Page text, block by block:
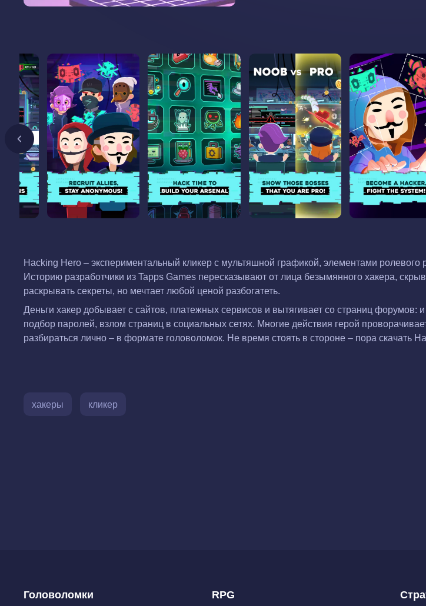
Hacking Hero – экспериментальный кликер с мультяшной графикой, элементами
Историю разработчики из Tapps Games пересказывают от лица безымянного хакера,
раскрывать секреты, но мечтает любой ценой разбогатеть.
Деньги хакер добывает с сайтов, платежных сервисов и вытягивает со страниц
подбор паролей, взлом страниц в социальных сетях. Многие действия герой
разбираться лично – в формате головоломок. Не время стоять в стороне – пора скачать
хакеры кликер
Головоломки RPG